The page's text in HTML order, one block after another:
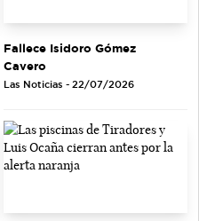
Fallece Isidoro Gómez
Cavero
Las Noticias - 22/07/2026